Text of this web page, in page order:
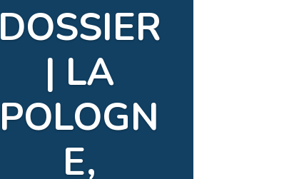
DOSSIER
| LA
POLOGN
E,